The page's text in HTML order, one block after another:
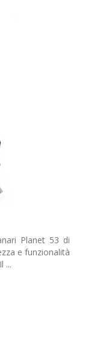
Planet 53 di
e funzionalità
...